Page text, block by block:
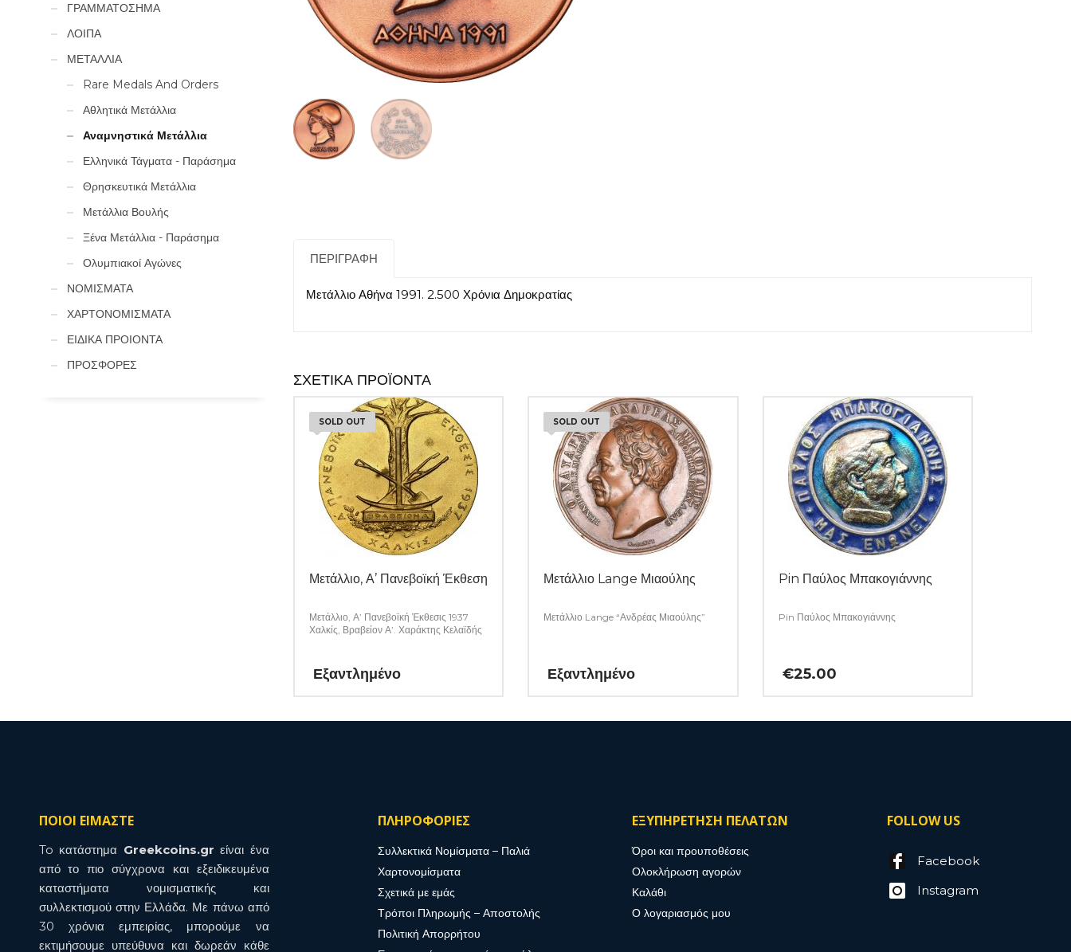
ΠΕΡΙΓΡΑΦΉ
Μετάλλιο Αθήνα 1991. 2.500 Χρόνια Δημοκρατίας
ΣΧΕΤΙΚΆ ΠΡΟΪΌΝΤΑ
SOLD OUT
Μετάλλιο, Α’ Πανεβοϊκή Έκθεση
Μετάλλιο, Α’ Πανεβοϊκή Έκθεσις 1937
Χαλκίς, Βραβείον Α’. Χαράκτης Κελαϊδής
Εξαντλημένο
SOLD OUT
Μετάλλιο Lange Μιαούλης
Μετάλλιο Lange “Ανδρέας Μιαούλης”
Εξαντλημένο
Pin Παύλος Μπακογιάννης
Pin Παύλος Μπακογιάννης
€25.00
ΓΡΑΜΜΑΤΟΣΗΜΑ
ΛΟΙΠΑ
ΜΕΤΑΛΛΙΑ
Rare Medals And Orders
Αθλητικά Μετάλλια
Αναμνηστικά Μετάλλια
Ελληνικά Τάγματα - Παράσημα
Θρησκευτικά Μετάλλια
Μετάλλια Βουλής
Ξένα Μετάλλια - Παράσημα
Ολυμπιακοί Αγώνες
ΝΟΜΙΣΜΑΤΑ
ΧΑΡΤΟΝΟΜΙΣΜΑΤΑ
ΕΙΔΙΚΑ ΠΡΟΙΟΝΤΑ
ΠΡΟΣΦΟΡΕΣ
ΠΟΙΟΙ ΕΙΜΑΣΤΕ
To κατάστημα Greekcoins.gr είναι ένα
από το πιο σύγχρονα και εξειδικευμένα
καταστήματα νομισματικής και
συλλεκτισμού στην Ελλάδα. Με πάνω από
30 χρόνια εμπειρίας, μπορούμε να
εκτιμήσουμε υπεύθυνα και δωρεάν κάθε
ΠΛΗΡΟΦΟΡΙΕΣ
Συλλεκτικά Νομίσματα – Παλιά
Χαρτονομίσματα
Σχετικά με εμάς
Τρόποι Πληρωμής – Αποστολής
Πολιτική Απορρήτου
ΕΞΥΠΗΡΕΤΗΣΗ ΠΕΛΑΤΩΝ
Όροι και προυποθέσεις
Ολοκλήρωση αγορών
Καλάθι
Ο λογαριασμός μου
FOLLOW US
Facebook
Instagram